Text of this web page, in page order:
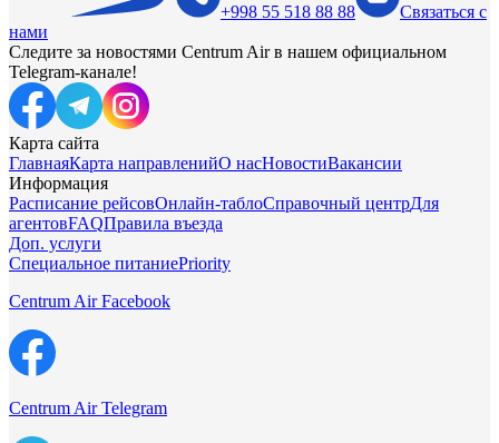
+998 55 518 88 88
Связаться с
нами
Следите за новостями Centrum Air в нашем официальном
Telegram-канале!
Карта сайта
ГлавнаяКарта направленийО насНовостиВакансии
Информация
Расписание рейсовОнлайн-таблоСправочный центрДля
агентовFAQПравила въезда
Доп. услуги
Специальное питаниеPriority
Centrum Air Facebook
Centrum Air Telegram